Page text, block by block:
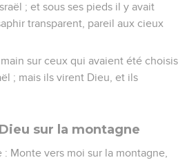
; et sous ses pieds il y avait
transparent, pareil aux cieux
sur ceux qui avaient été choisis
; mais ils virent Dieu, et ils
sur la montagne
Monte vers moi sur la montagne,